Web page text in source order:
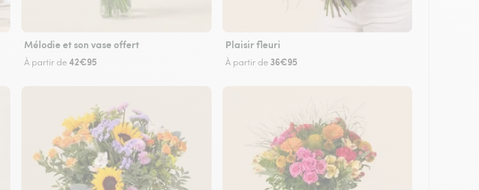
Mélodie et son vase offert
À partir de42€95
Plaisir fleuri
À partir de 36€95